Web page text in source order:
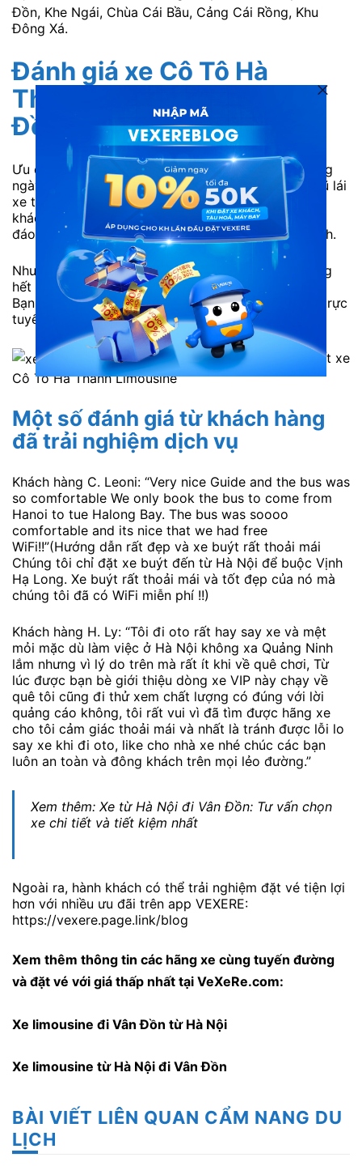
Đồn, Khe Ngái, Chùa Cái Bầu, Cảng Cái Rồng, Khu
Đông Xá.
Đánh giá xe Cô Tô Hà
Thành Limousine đi Vân
Đồn từ Hà Nội
Ưu điểm: Xe xuất phát đúng khung giờ cố định hàng
ngày. Cơ sở vật chất trên xe luôn đảm bảo. Đội ngũ lái
xe tận tâm, mang đến hành trình an toàn cho hành
khách. Nhân viên phục vụ luôn hỗ trợ hết mình, chu
đáo, luôn giải đáp thắc mắc của khách hàng tận tình.
Nhược điểm: Số lượng hành khách đông nên thường
hết vé sớm vào các ngày cuối tuần hoặc cao điểm.
Bạn nên liên hệ tổng đài 1900888684 hoặc đặt vé trực
tuyến trước để tránh hết vé.
Nội thất xe
Cô Tô Hà Thành Limousine
Một số đánh giá từ khách hàng
đã trải nghiệm dịch vụ
Khách hàng C. Leoni: “Very nice Guide and the bus was
so comfortable We only book the bus to come from
Hanoi to tue Halong Bay. The bus was soooo
comfortable and its nice that we had free
WiFi!!”(Hướng dẫn rất đẹp và xe buýt rất thoải mái
Chúng tôi chỉ đặt xe buýt đến từ Hà Nội để buộc Vịnh
Hạ Long. Xe buýt rất thoải mái và tốt đẹp của nó mà
chúng tôi đã có WiFi miễn phí !!)
Khách hàng H. Ly: “Tôi đi oto rất hay say xe và mệt
mỏi mặc dù làm việc ở Hà Nội không xa Quảng Ninh
lắm nhưng vì lý do trên mà rất ít khi về quê chơi, Từ
lúc được bạn bè giới thiệu dòng xe VIP này chạy về
quê tôi cũng đi thử xem chất lượng có đúng với lời
quảng cáo không, tôi rất vui vì đã tìm được hãng xe
cho tôi cảm giác thoải mái và nhất là tránh được lỗi lo
say xe khi đi oto, like cho nhà xe nhé chúc các bạn
luôn an toàn và đông khách trên mọi lẻo đường.”
Xem thêm: Xe từ Hà Nội đi Vân Đồn: Tư vấn chọn
xe chi tiết và tiết kiệm nhất
Ngoài ra, hành khách có thể trải nghiệm đặt vé tiện lợi
hơn với nhiều ưu đãi trên app VEXERE:
https://vexere.page.link/blog
Xem thêm thông tin các hãng xe cùng tuyến đường
và đặt vé với giá thấp nhất tại VeXeRe.com:
Xe limousine đi Vân Đồn từ Hà Nội
Xe limousine từ Hà Nội đi Vân Đồn
BÀI VIẾT LIÊN QUAN CẨM NANG DU
LỊCH